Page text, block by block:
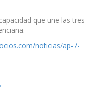
que une las tres
noticias/ap-7-